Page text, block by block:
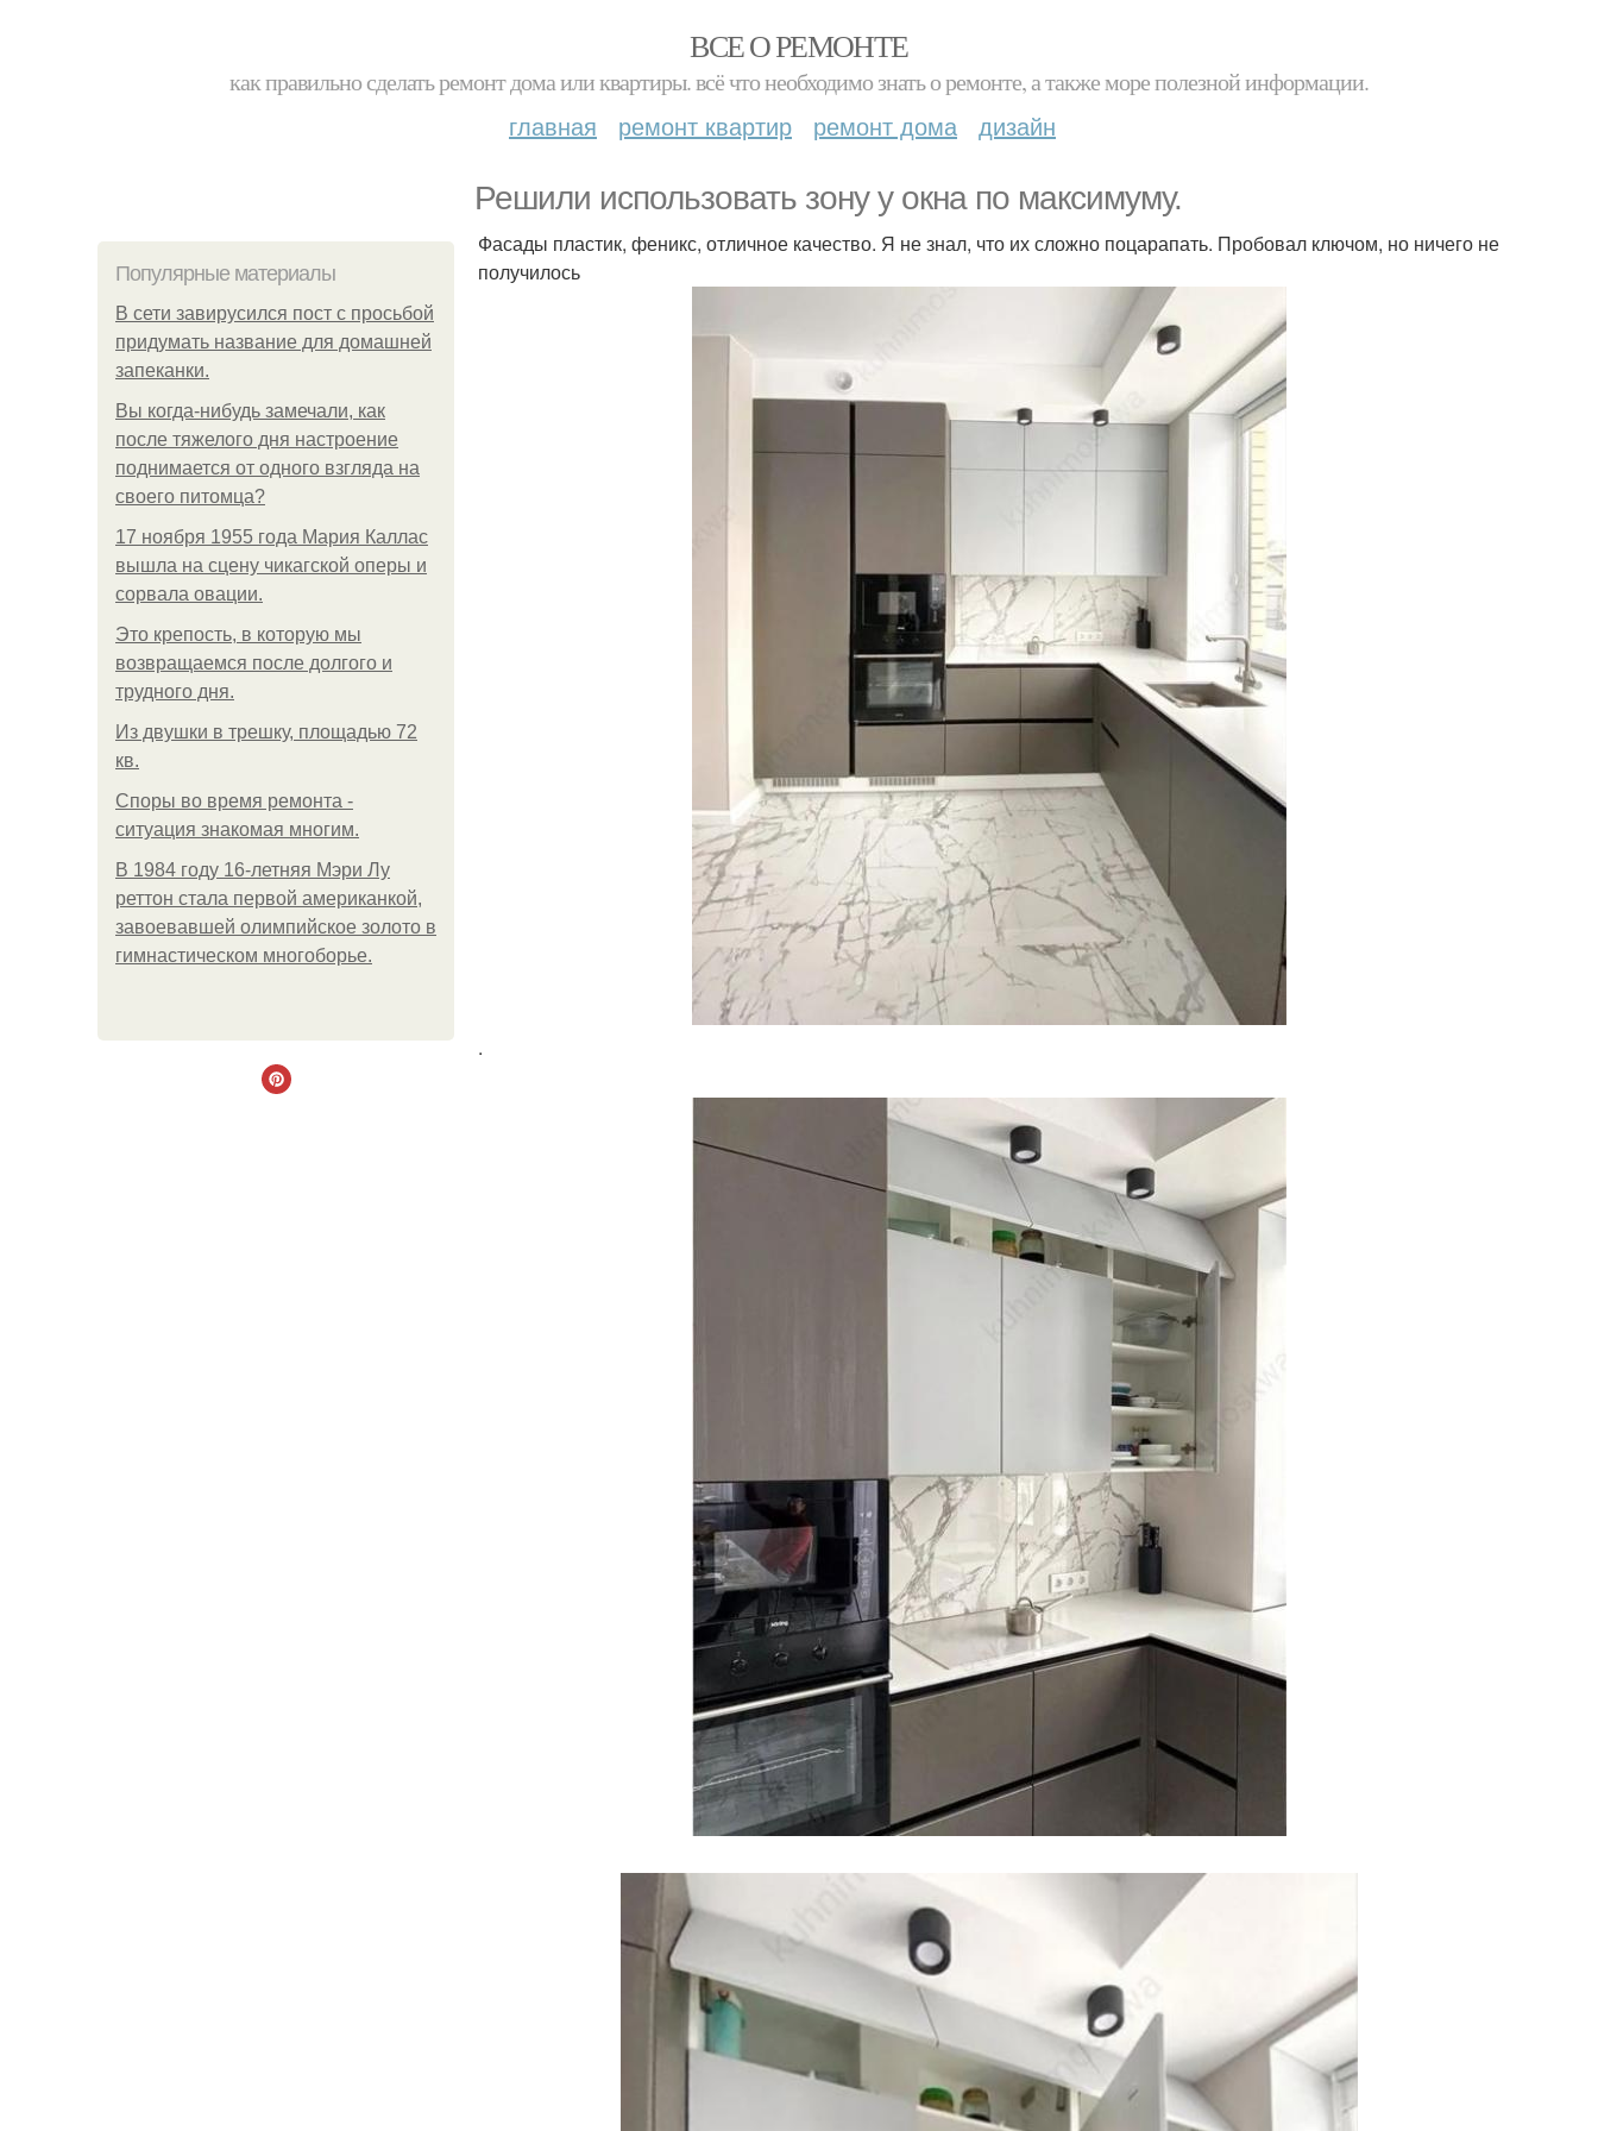
ВСЕ О РЕМОНТЕ
как правильно сделать ремонт дома или квартиры. всё что необходимо знать о ремонте, а также море полезной информации.
главная ремонт квартир ремонт дома дизайн
Решили использовать зону у окна по максимуму.
Популярные материалы
В сети завирусился пост с просьбой
придумать название для домашней
запеканки.
Вы когда-нибудь замечали, как
после тяжелого дня настроение
поднимается от одного взгляда на
своего питомца?
17 ноября 1955 года Мария Каллас
вышла на сцену чикагской оперы и
сорвала овации.
Это крепость, в которую мы
возвращаемся после долгого и
трудного дня.
Из двушки в трешку, площадью 72
кв.
Споры во время ремонта -
ситуация знакомая многим.
В 1984 году 16-летняя Мэри Лу
реттон стала первой американкой,
завоевавшей олимпийское золото в
гимнастическом многоборье.
Фасады пластик, феникс, отличное качество. Я не знал, что их сложно поцарапать. Пробовал ключом, но ничего не
получилось
.